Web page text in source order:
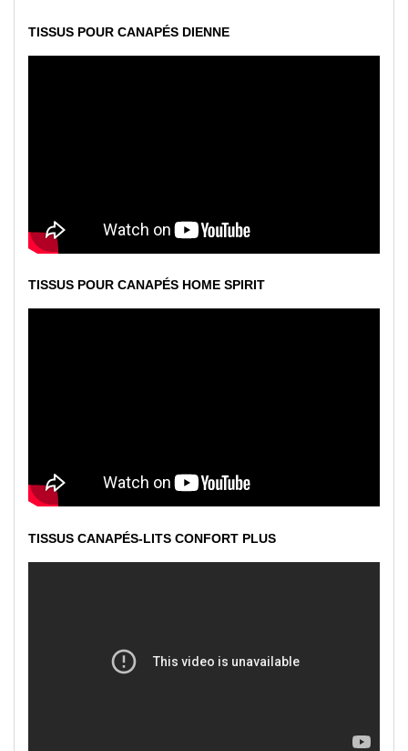
TISSUS POUR CANAPÉS DIENNE
TISSUS POUR CANAPÉS HOME SPIRIT
TISSUS CANAPÉS-LITS CONFORT PLUS